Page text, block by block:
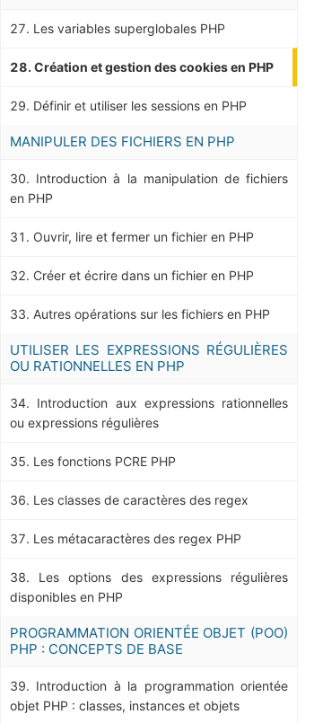
Les variables superglobales PHP
Création et gestion des cookies en PHP
Définir et utiliser les sessions en PHP
MANIPULER DES FICHIERS EN PHP
Introduction à la manipulation de fichiers
en PHP
Ouvrir, lire et fermer un fichier en PHP
Créer et écrire dans un fichier en PHP
Autres opérations sur les fichiers en PHP
UTILISER LES EXPRESSIONS RÉGULIÈRES
OU RATIONNELLES EN PHP
Introduction aux expressions rationnelles
ou expressions régulières
Les fonctions PCRE PHP
Les classes de caractères des regex
Les métacaractères des regex PHP
Les options des expressions régulières
disponibles en PHP
PROGRAMMATION ORIENTÉE OBJET (POO)
PHP : CONCEPTS DE BASE
Introduction à la programmation orientée
objet PHP : classes, instances et objets